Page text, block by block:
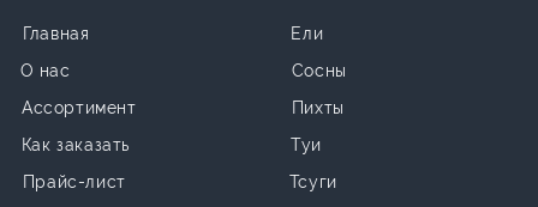
Главная
О нас
Ассортимент
Как заказать
Прайс-лист
Ели
Сосны
Пихты
Туи
Тсуги